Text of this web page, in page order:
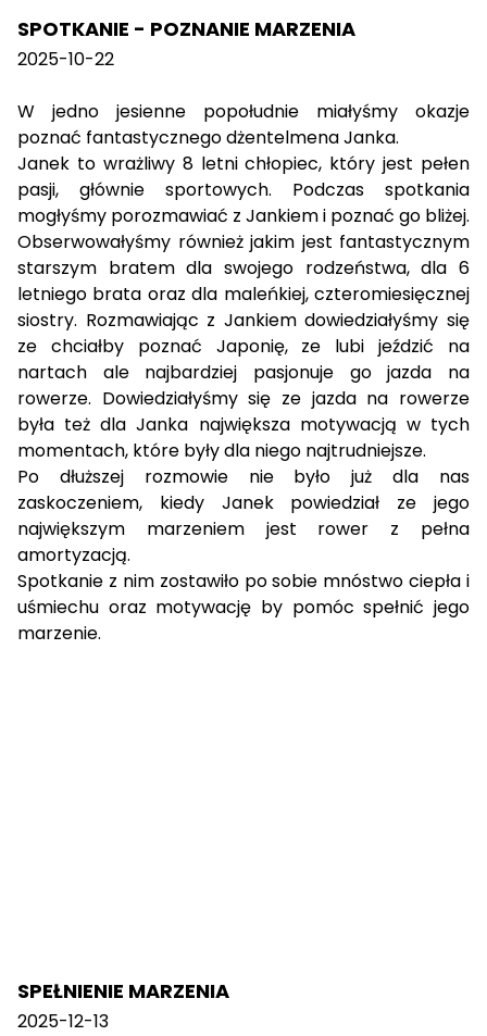
SPOTKANIE - POZNANIE MARZENIA
2025-10-22
W jedno jesienne popołudnie miałyśmy okazje
poznać fantastycznego dżentelmena Janka.
Janek to wrażliwy 8 letni chłopiec, który jest pełen
pasji, głównie sportowych. Podczas spotkania
mogłyśmy porozmawiać z Jankiem i poznać go bliżej.
Obserwowałyśmy również jakim jest fantastycznym
starszym bratem dla swojego rodzeństwa, dla 6
letniego brata oraz dla maleńkiej, czteromiesięcznej
siostry. Rozmawiając z Jankiem dowiedziałyśmy się
ze chciałby poznać Japonię, ze lubi jeździć na
nartach ale najbardziej pasjonuje go jazda na
rowerze. Dowiedziałyśmy się ze jazda na rowerze
była też dla Janka największa motywacją w tych
momentach, które były dla niego najtrudniejsze.
Po dłuższej rozmowie nie było już dla nas
zaskoczeniem, kiedy Janek powiedział ze jego
największym marzeniem jest rower z pełna
amortyzacją.
Spotkanie z nim zostawiło po sobie mnóstwo ciepła i
uśmiechu oraz motywację by pomóc spełnić jego
marzenie.
SPEŁNIENIE MARZENIA
2025-12-13